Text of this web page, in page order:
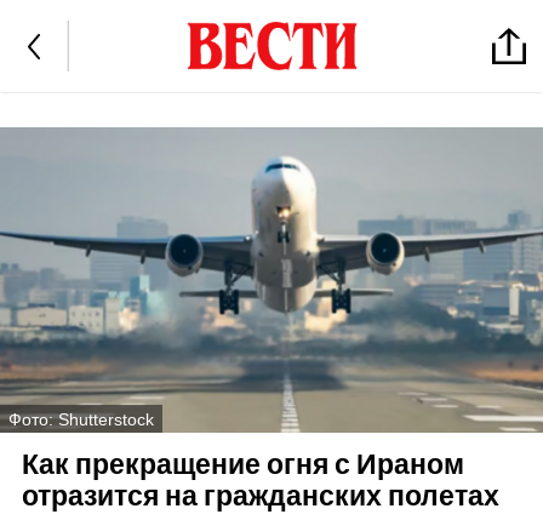
Фото: Shutterstock
Как прекращение огня с Ираном
отразится на гражданских полетах